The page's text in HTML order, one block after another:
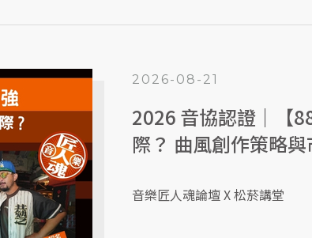
2026-08-21
2026 音協認證｜【
際？ 曲風創作策略
音樂匠人魂論壇 X 松菸講堂